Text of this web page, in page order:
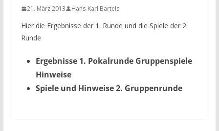
21. März 2013 Hans-Karl Bartels
Hier die Ergebnisse der 1. Runde und die Spiele der 2.
Runde
Ergebnisse 1. Pokalrunde Gruppenspiele
Hinweise
Spiele und Hinweise 2. Gruppenrunde